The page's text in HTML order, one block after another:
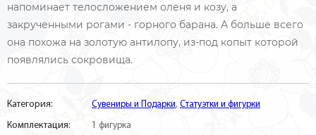
напоминает телосложением оленя и козу, а
закрученными рогами - горного барана. А больше всего
она похожа на золотую антилопу, из-под копыт которой
появлялись сокровища.
Категория: Сувениры и Подарки, Статуэтки и фигурки
Комплектация: 1 фигурка